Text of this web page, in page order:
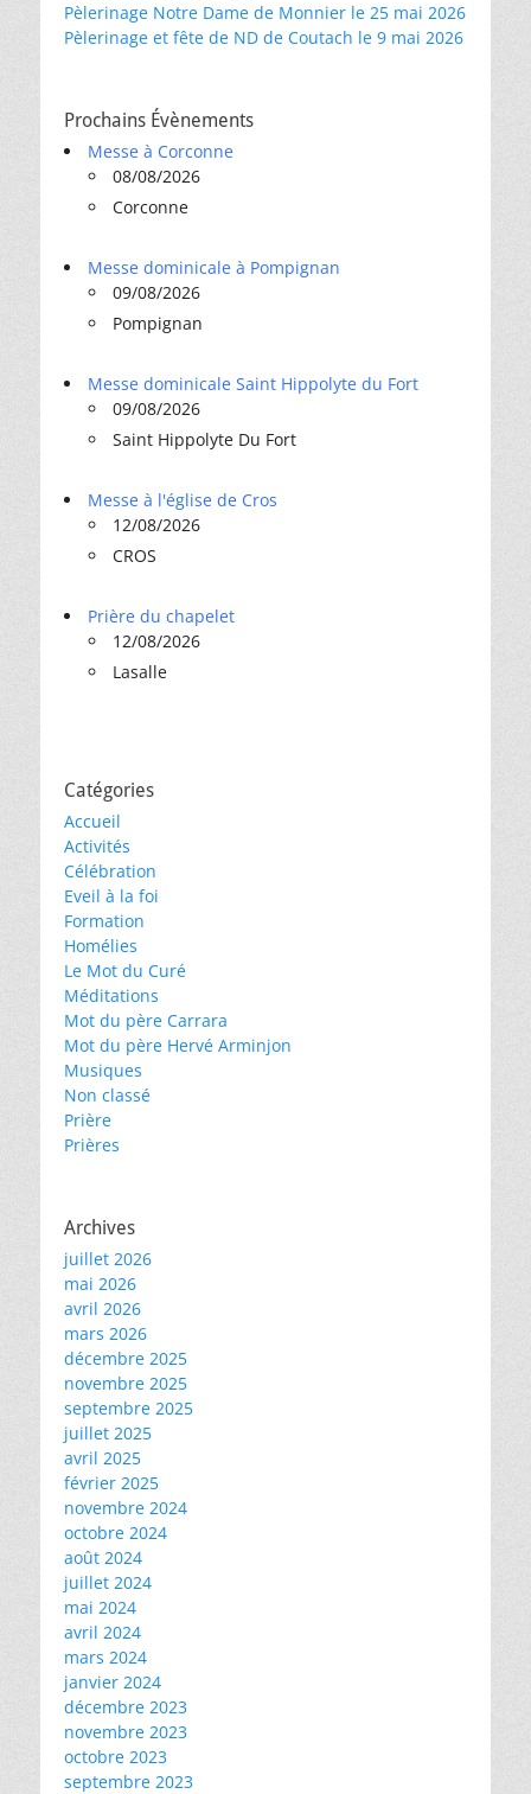
Pèlerinage Notre Dame de Monnier le 25 mai 2026
Pèlerinage et fête de ND de Coutach le 9 mai 2026
Prochains Évènements
Messe à Corconne
08/08/2026
Corconne
Messe dominicale à Pompignan
09/08/2026
Pompignan
Messe dominicale Saint Hippolyte du Fort
09/08/2026
Saint Hippolyte Du Fort
Messe à l'église de Cros
12/08/2026
CROS
Prière du chapelet
12/08/2026
Lasalle
Catégories
Accueil
Activités
Célébration
Eveil à la foi
Formation
Homélies
Le Mot du Curé
Méditations
Mot du père Carrara
Mot du père Hervé Arminjon
Musiques
Non classé
Prière
Prières
Archives
juillet 2026
mai 2026
avril 2026
mars 2026
décembre 2025
novembre 2025
septembre 2025
juillet 2025
avril 2025
février 2025
novembre 2024
octobre 2024
août 2024
juillet 2024
mai 2024
avril 2024
mars 2024
janvier 2024
décembre 2023
novembre 2023
octobre 2023
septembre 2023